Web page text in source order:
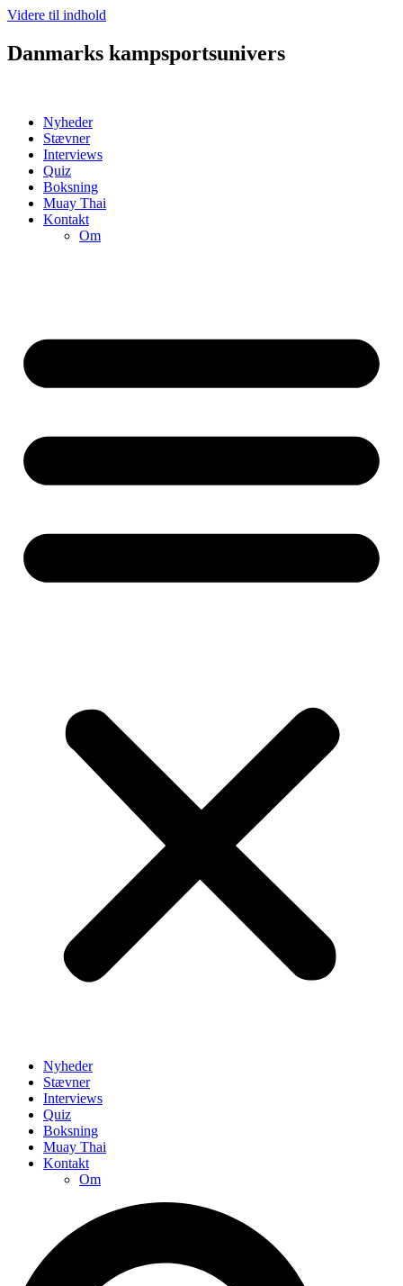
Videre til indhold
Danmarks kampsportsunivers
Nyheder
Stævner
Interviews
Quiz
Boksning
Muay Thai
Kontakt
Om
Nyheder
Stævner
Interviews
Quiz
Boksning
Muay Thai
Kontakt
Om